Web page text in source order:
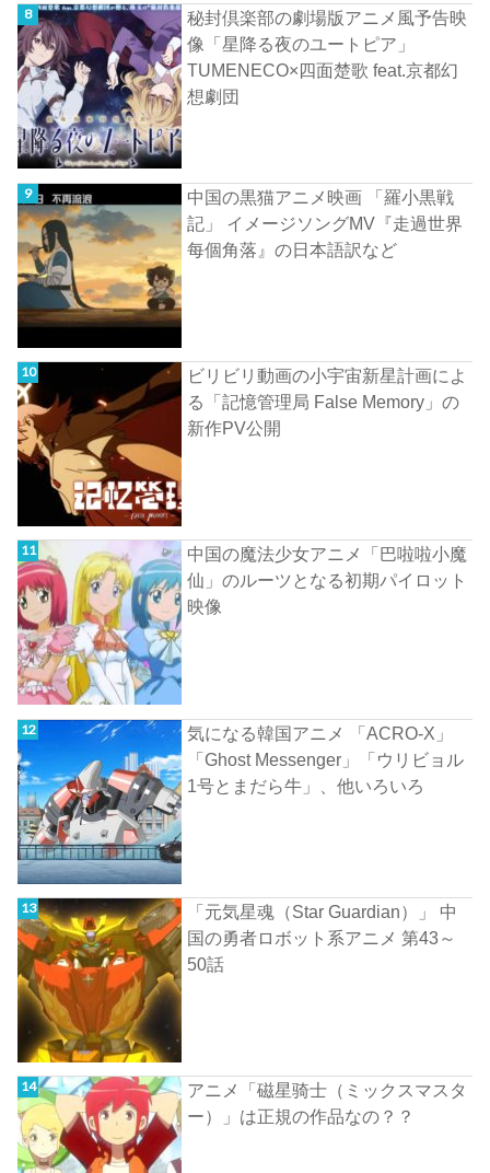
秘封倶楽部の劇場版アニメ風予告映
像「星降る夜のユートピア」
TUMENECO×四面楚歌 feat.京都幻
想劇団
中国の黒猫アニメ映画 「羅小黒戦
記」 イメージソングMV『走過世界
每個角落』の日本語訳など
ビリビリ動画の小宇宙新星計画によ
る「記憶管理局 False Memory」の
新作PV公開
中国の魔法少女アニメ「巴啦啦小魔
仙」のルーツとなる初期パイロット
映像
気になる韓国アニメ 「ACRO-X」
「Ghost Messenger」「ウリビョル
1号とまだら牛」、他いろいろ
「元気星魂（Star Guardian）」 中
国の勇者ロボット系アニメ 第43～
50話
アニメ「磁星骑士（ミックスマスタ
ー）」は正規の作品なの？？